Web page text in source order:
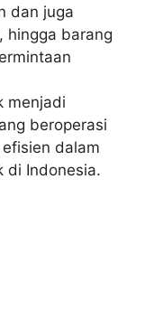
dan juga
hingga barang
menjadi
beroperasi
dalam
di Indonesia.